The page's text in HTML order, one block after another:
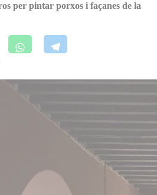
per pintar porxos i façanes de la